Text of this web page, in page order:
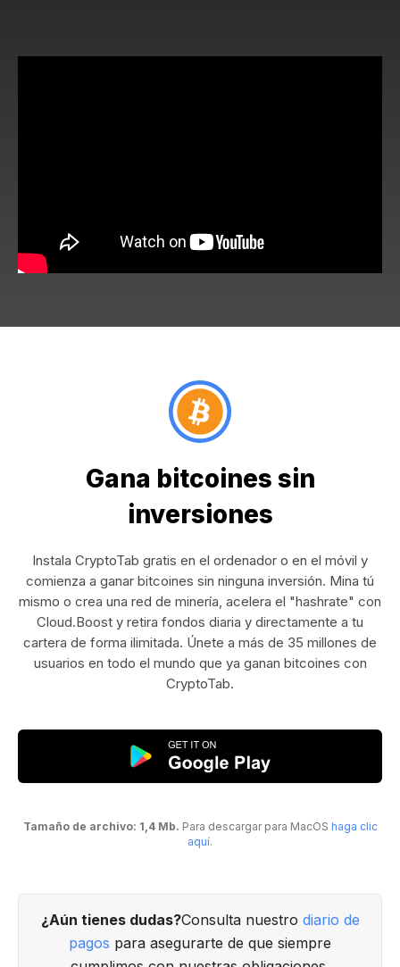
Gana bitcoines sin
inversiones
Instala CryptoTab gratis en el ordenador o en el móvil y
comienza a ganar bitcoines sin ninguna inversión. Mina tú
mismo o crea una red de minería, acelera el "hashrate" con
Cloud.Boost y retira fondos diaria y directamente a tu
cartera de forma ilimitada. Únete a más de 35 millones de
usuarios en todo el mundo que ya ganan bitcoines con
CryptoTab.
Tamaño de archivo: 1,4 Mb. Para descargar para MacOS haga clic
aquí.
¿Aún tienes dudas?Consulta nuestro diario de
pagos para asegurarte de que siempre